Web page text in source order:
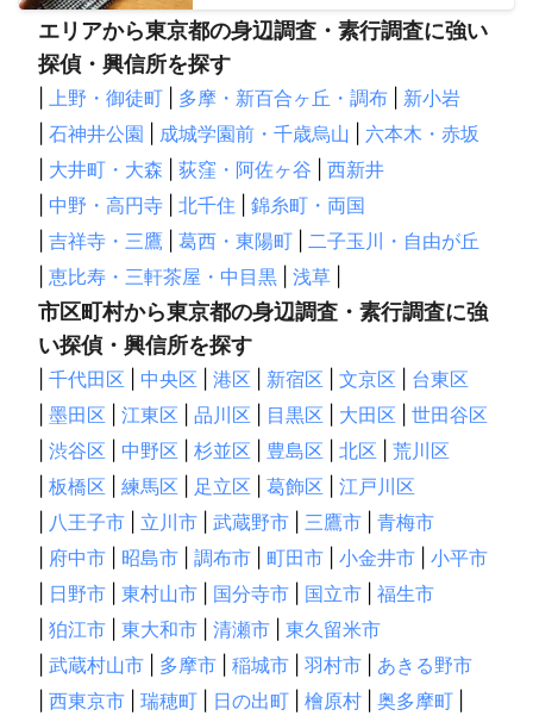
本庄市
秩父市 小鹿野町 神川町 上里町
【神奈川県 】
川崎市 横浜市 大和市
鎌倉市
藤沢市 愛川町 逗子市 相模原市
寒川町
厚木市
葉山町 横須賀市 茅ヶ崎市
伊勢原市
清川村
平塚市 秦野市 大磯町 三浦市
中井町
松田町 大井町 開成町 山北町
南足柄市
真鶴町 箱根町 湯河原町
エリアから東京都の身辺調査・素行調査に強い
探偵・興信所を探す
上野・御徒町 多摩・新百合ヶ丘・調布
新小岩
石神井公園 成城学園前・千歳烏山
六本木・赤坂
大井町・大森 荻窪・阿佐ヶ谷
西新井
中野・高円寺 北千住
錦糸町・両国
吉祥寺・三鷹 葛西・東陽町
二子玉川・自由が丘
恵比寿・三軒茶屋・中目黒 浅草
市区町村から東京都の身辺調査・素行調査に強
い探偵・興信所を探す
千代田区 中央区 港区 新宿区 文京区
台東区
墨田区 江東区 品川区 目黒区 大田区
世田谷区
渋谷区 中野区 杉並区 豊島区 北区
荒川区
板橋区 練馬区 足立区 葛飾区
江戸川区
八王子市 立川市 武蔵野市 三鷹市
青梅市
府中市 昭島市 調布市 町田市 小金井市
小平市
日野市 東村山市 国分寺市 国立市
福生市
狛江市 東大和市 清瀬市
東久留米市
武蔵村山市 多摩市 稲城市 羽村市
あきる野市
西東京市 瑞穂町 日の出町 檜原村 奥多摩町